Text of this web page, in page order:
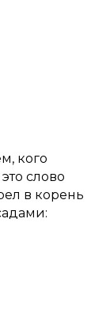
кого
слово
в корень